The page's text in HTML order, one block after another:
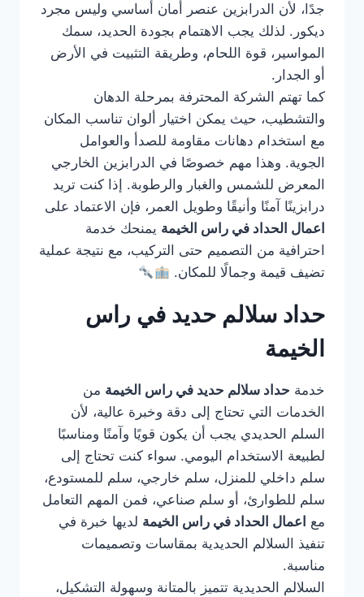
جدًا، لأن الدرابزين عنصر أمان أساسي وليس مجرد
ديكور. لذلك يجب الاهتمام بجودة الحديد، سمك
المواسير، قوة اللحام، وطريقة التثبيت في الأرض
أو الجدار.
كما تهتم الشركة المحترفة بمرحلة الدهان
والتشطيب، حيث يمكن اختيار ألوان تناسب المكان
مع استخدام دهانات مقاومة للصدأ والعوامل
الجوية. وهذا مهم خصوصًا في الدرابزين الخارجي
المعرض للشمس والغبار والرطوبة. إذا كنت تريد
درابزينًا آمنًا وأنيقًا وطويل العمر، فإن الاعتماد على
اعمال الحداد في راس الخيمة يمنحك خدمة
احترافية من التصميم حتى التركيب، مع نتيجة عملية
تضيف قيمة وجمالًا للمكان.
حداد سلالم حديد في راس
الخيمة
خدمة حداد سلالم حديد في راس الخيمة من
الخدمات التي تحتاج إلى دقة وخبرة عالية، لأن
السلم الحديدي يجب أن يكون قويًا وآمنًا ومناسبًا
لطبيعة الاستخدام اليومي. سواء كنت تحتاج إلى
سلم داخلي للمنزل، سلم خارجي، سلم للمستودع،
سلم للطوارئ، أو سلم صناعي، فمن المهم التعامل
مع اعمال الحداد في راس الخيمة لديها خبرة في
تنفيذ السلالم الحديدية بمقاسات وتصميمات
مناسبة.
السلالم الحديدية تتميز بالمتانة وسهولة التشكيل،